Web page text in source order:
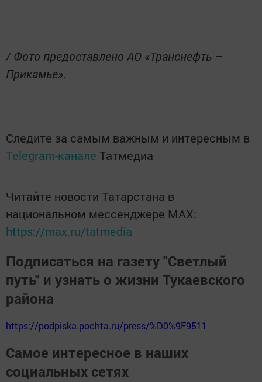
/ Фото предоставлено АО «Транснефть –
Прикамье».
Следите за самым важным и интересным в
Telegram-канале Татмедиа
Читайте новости Татарстана в
национальном мессенджере MАХ:
https://max.ru/tatmedia
Подписаться на газету "Светлый
путь" и узнать о жизни Тукаевского
района
https://podpiska.pochta.ru/press/%D0%9F9511
Самое интересное в наших
социальных сетях